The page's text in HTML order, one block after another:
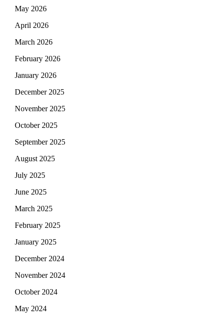
May 2026
April 2026
March 2026
February 2026
January 2026
December 2025
November 2025
October 2025
September 2025
August 2025
July 2025
June 2025
March 2025
February 2025
January 2025
December 2024
November 2024
October 2024
May 2024